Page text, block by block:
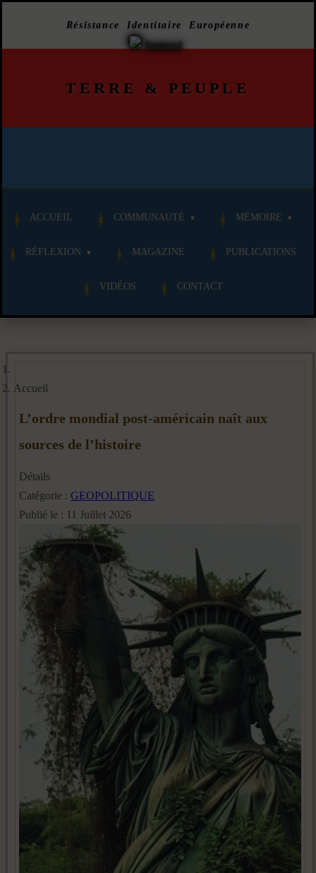
Résistance Identitaire Européenne
TERRE & PEUPLE
ACCUEIL COMMUNAUTÉ MÉMOIRE
RÉFLEXION MAGAZINE PUBLICATIONS
VIDÉOS CONTACT
Accueil
L’ordre mondial post-américain naît aux
sources de l’histoire
Détails
Catégorie : GEOPOLITIQUE
Publié le : 11 Juillet 2026